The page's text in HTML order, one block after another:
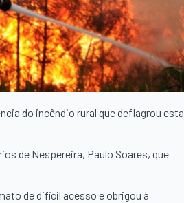
do incêndio rural que deflagrou esta
de Nespereira, Paulo Soares, que
de difícil acesso e obrigou à